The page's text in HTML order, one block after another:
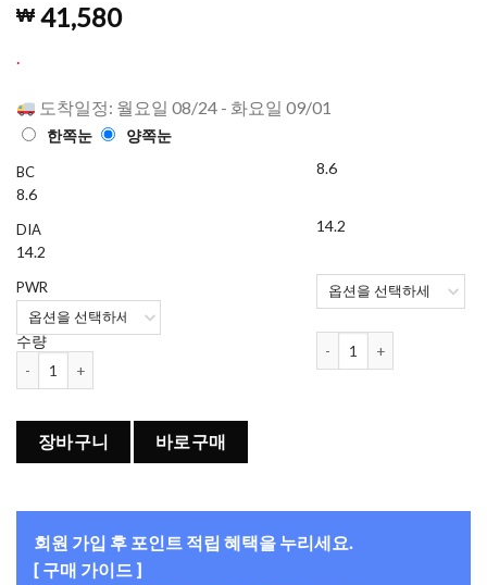
고객 평가
를 기준으
점에
₩ 41,580
.
도착일정: 월요일 08/24 - 화요일 09/01
한쪽눈 양쪽눈
BC
8.6
DIA
14.2
PWR
수량
8.6
14.2
장바구니 바로구매
회원 가입 후 포인트 적립 혜택을 누리세요.
[ 구매 가이드 ]